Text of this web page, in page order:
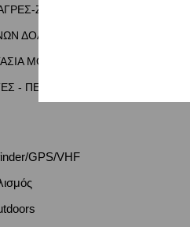
ΖΥΜΕΣ
ΔΟΛΩΜΑΤΩΝ
ΜΟΛΥΒΙΩΝ
- ΠΕΖΟΒΟΛΑ -
GPS/VHF